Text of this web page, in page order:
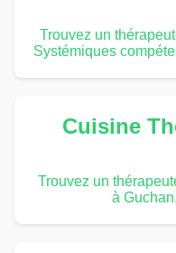
Trouvez un
Systémiques
Cuisine
Trouvez un
à